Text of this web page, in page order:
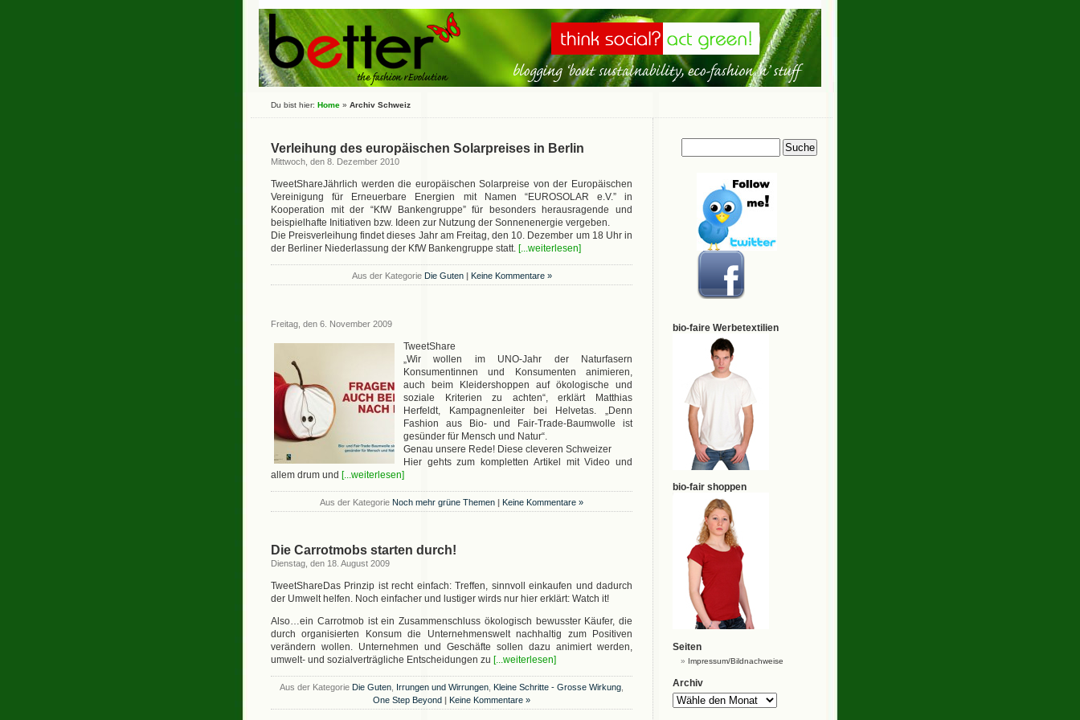
Du bist hier: Home » Archiv Schweiz
Verleihung des europäischen Solarpreises in Berlin
Mittwoch, den 8. Dezember 2010
TweetShareJährlich werden die europäischen Solarpreise von der Europäischen
Vereinigung für Erneuerbare Energien mit Namen “EUROSOLAR e.V.” in
Kooperation mit der “KfW Bankengruppe” für besonders herausragende und
beispielhafte Initiativen bzw. Ideen zur Nutzung der Sonnenenergie vergeben.
Die Preisverleihung findet dieses Jahr am Freitag, den 10. Dezember um 18 Uhr in
der Berliner Niederlassung der KfW Bankengruppe statt. [...weiterlesen]
Aus der Kategorie Die Guten | Keine Kommentare »
Freitag, den 6. November 2009
TweetShare
„Wir wollen im UNO-Jahr der Naturfasern
Konsumentinnen und Konsumenten animieren,
auch beim Kleidershoppen auf ökologische und
soziale Kriterien zu achten“, erklärt Matthias
Herfeldt, Kampagnenleiter bei Helvetas. „Denn
Fashion aus Bio- und Fair-Trade-Baumwolle ist
gesünder für Mensch und Natur“.
Genau unsere Rede! Diese cleveren Schweizer
Hier gehts zum kompletten Artikel mit Video und
allem drum und [...weiterlesen]
Aus der Kategorie Noch mehr grüne Themen | Keine Kommentare »
Die Carrotmobs starten durch!
Dienstag, den 18. August 2009
TweetShareDas Prinzip ist recht einfach: Treffen, sinnvoll einkaufen und dadurch
der Umwelt helfen. Noch einfacher und lustiger wirds nur hier erklärt: Watch it!
Also…ein Carrotmob ist ein Zusammenschluss ökologisch bewusster Käufer, die
durch organisierten Konsum die Unternehmenswelt nachhaltig zum Positiven
verändern wollen. Unternehmen und Geschäfte sollen dazu animiert werden,
umwelt- und sozialverträgliche Entscheidungen zu [...weiterlesen]
Aus der Kategorie Die Guten Irrungen und Wirrungen Kleine Schritte - Grosse Wirkung
One Step Beyond | Keine Kommentare »
bio-faire Werbetextilien
bio-fair shoppen
Seiten
Impressum/Bildnachweise
Archiv